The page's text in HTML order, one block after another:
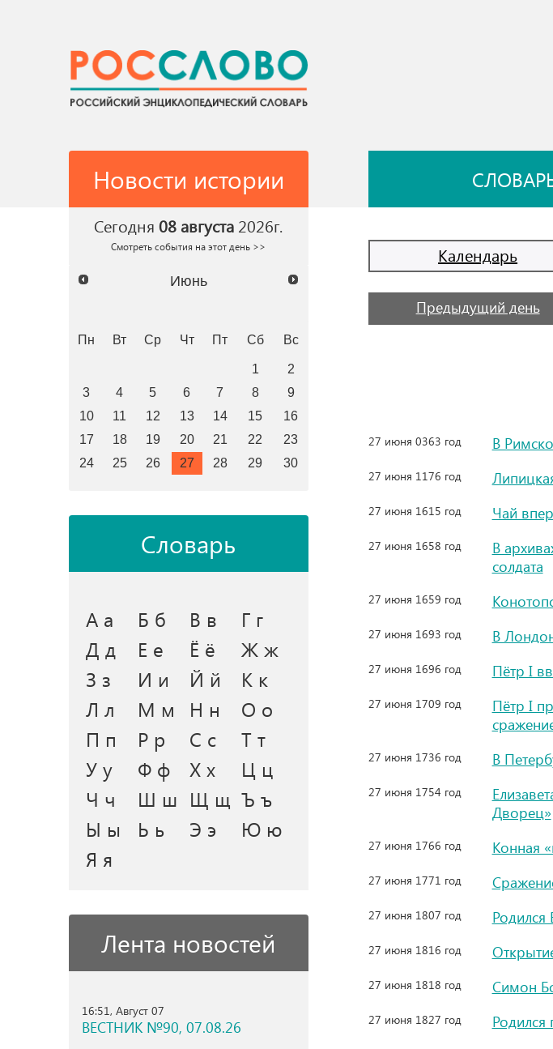
Новости истории
Сегодня 08 августа 2026г.
Смотреть события на этот день >>
Июнь
Пн Вт Ср Чт Пт Сб Вс
1
2
3
4 5 6 7 8
9
10
11 12 13 14 15
16
17
18 19 20 21 22
23
24
25 26 27 28 29 30
Словарь
А а Б б В в
Г г
Д д
Е е Ё ё
Ж ж
З з
И и Й й
К к
Л л
М м Н н
О о
П п
Р р С с
Т т
У у
Ф ф Х х
Ц ц
Ч ч
Ш ш Щ щ Ъ ъ
Ы ы
Ь ь Э э
Ю ю
Я я
Лента новостей
16:51, Август 07
ВЕСТНИК №90, 07.08.26
Календарь
Предыдущий день
27 июня 0363 год В
27 июня 1176 год
27 июня 1615 год Чай
27 июня 1658 год
В
солдата
27 июня 1659 год
27 июня 1693 год В
27 июня 1696 год Пётр I
27 июня 1709 год
Пётр I
27 июня 1736 год В
27 июня 1754 год
Дворец»
27 июня 1766 год Конная
27 июня 1771 год
27 июня 1807 год Родился
27 июня 1816 год
27 июня 1818 год Симон
27 июня 1827 год